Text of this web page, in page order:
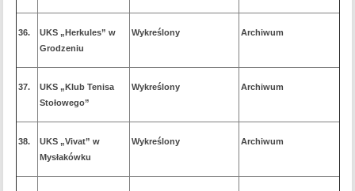
36.
UKS „Herkules” w
Grodzeniu
Wykreślony Archiwum
37.
UKS „Klub Tenisa
Stołowego”
Wykreślony Archiwum
38.
UKS „Vivat” w
Mysłakówku
Wykreślony Archiwum